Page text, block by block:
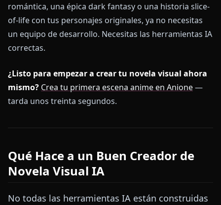
romántica, una épica dark fantasy o una historia slice-
of-life con tus personajes originales, ya no necesitas
un equipo de desarrollo. Necesitas las herramientas IA
correctas.
¿Listo para empezar a crear tu novela visual ahora
mismo? Crea tu primera escena anime en Anione—
tarda unos treinta segundos.
Qué Hace a un Buen Creador de
Novela Visual IA
No todas las herramientas IA están construidas